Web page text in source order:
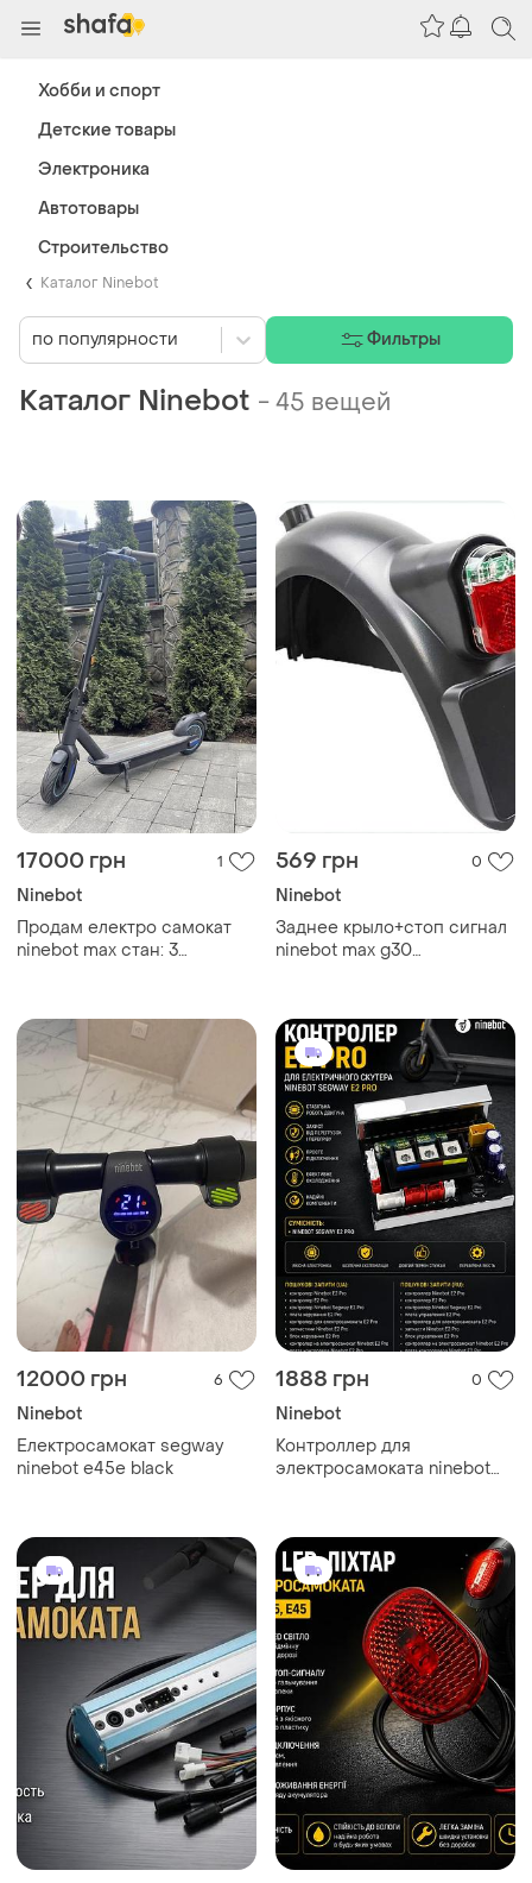
Каталог Ninebot
Каталог Ninebot -45 вещей
17000 грн 1
Ninebot
Продам електро самокат
ninebot max стан: 3
ходу 65 км самокат
569 грн 0
Ninebot
Заднее крыло+стоп сигнал
ninebot max g30
12000 грн 6
Ninebot
Електросамокат segway
ninebot e45e black
1888 грн 0
Ninebot
Контроллер для
электросамоката ninebot
по популярности Фильтры
Хобби и спорт
Детские товары
Электроника
Автотовары
Строительство